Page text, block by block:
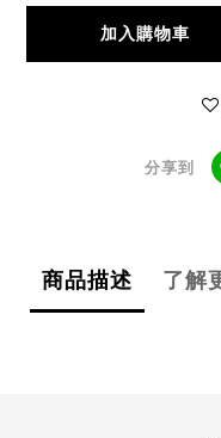
加入購物車
分享到
商品描述 了解